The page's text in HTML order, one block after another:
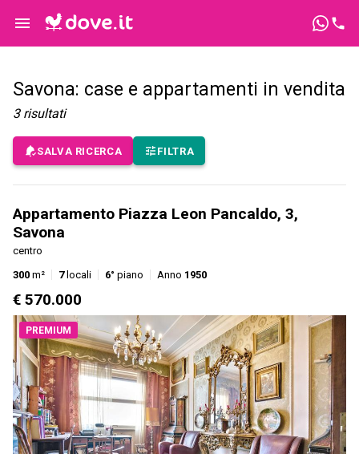
Savona: case e appartamenti in vendita
3 risultati
SALVA RICERCA FILTRA
Appartamento Piazza Leon Pancaldo, 3,
Savona
centro
300 m² 7locali 6° piano Anno 1950
€ 570.000
PREMIUM